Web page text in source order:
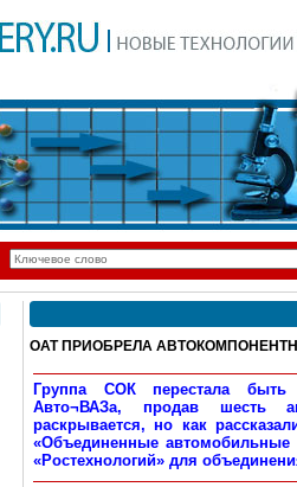
ОАТ ПРИОБРЕЛА
Группа СОК перестала
Авто¬ВАЗа, продав шесть
раскрывается, но как
«Объединенные автомобильные
«Ростехнологий» для